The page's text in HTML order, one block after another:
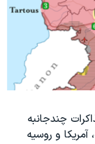
چندجانبه
و روسیه